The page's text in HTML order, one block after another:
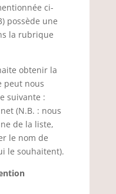
ci-
possède une
la rubrique
obtenir la
peut nous
suivante :
(N.B. : nous
de la liste,
le nom de
le souhaitent).